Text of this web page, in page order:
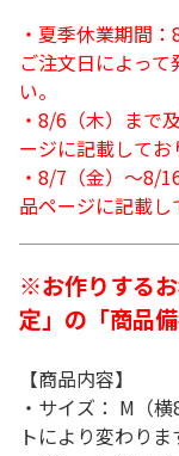
・夏季休業期間
ご注文日によっ
い。
・8/6（木）まで
ージに記載して
・8/7（金）～8/
品ページに記載
※お作りする
定」の「商品
【商品内容】
・サイズ： M（
トにより変わりま